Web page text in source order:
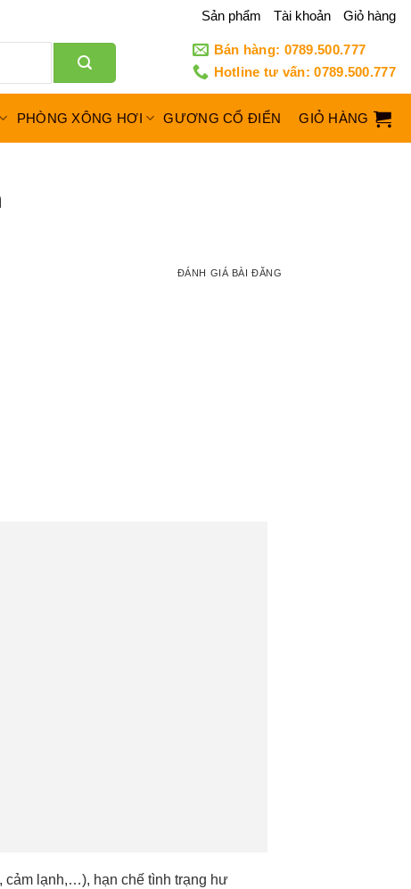
Sản phẩm Tài khoản Giỏ hàng
Bán hàng: 0789.500.777
Hotline tư vấn: 0789.500.777
PHÒNG XÔNG HƠI GƯƠNG CỔ ĐIỂN GIỎ HÀNG
ĐÁNH GIÁ BÀI ĐĂNG
cảm lạnh,…), hạn chế tình trạng hư